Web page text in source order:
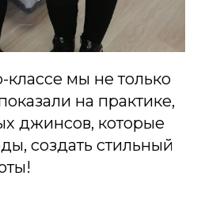
мы не только
на практике,
джинсов, которые
создать стильный